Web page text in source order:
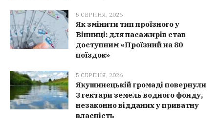
5 СЕРПНЯ, 2026
Як змінити тип проїзного у
Вінниці: для пасажирів став
доступним «Проїзний на 80
поїздок»
5 СЕРПНЯ, 2026
Якушинецькій громаді повернули
3 гектари земель водного фонду,
незаконно відданих у приватну
власність